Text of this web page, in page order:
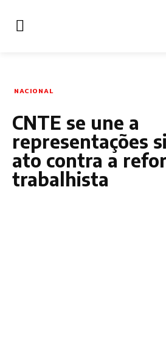
NACIONAL
CNTE se une a
representações
ato contra a
trabalhista